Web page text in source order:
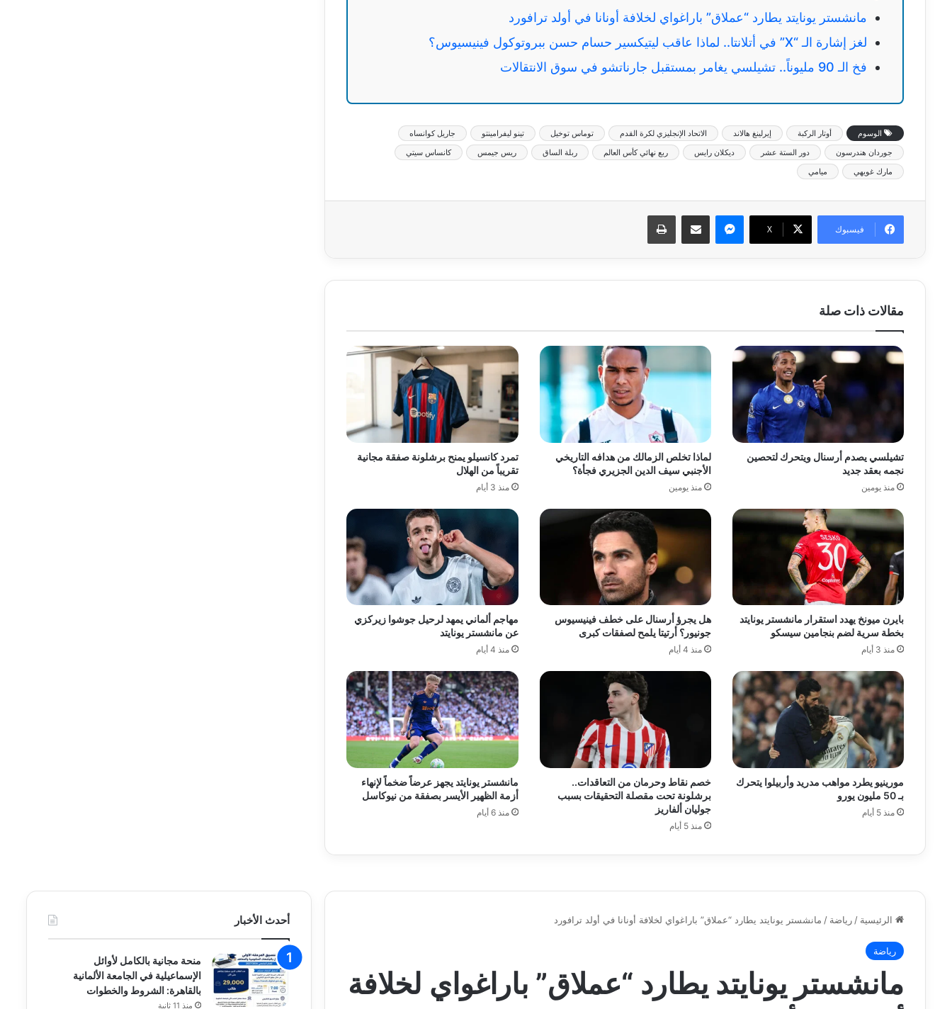
مانشستر يونايتد يطارد “عملاق” باراغواي لخلافة أونانا في أولد ترافورد
لغز إشارة الـ “X” في أتلانتا.. لماذا عاقب ليتيكسير حسام حسن ببروتوكول فينيسيوس؟
فخ الـ 90 مليوناً.. تشيلسي يغامر بمستقبل جارناتشو في سوق الانتقالات
الوسوم أوتار الركبة إيرلينغ هالاند الاتحاد الإنجليزي لكرة القدم توماس توخيل تينو ليفرامينتو
جاريل كوانساه
جوردان هندرسون
دور الستة عشر ديكلان رايس ربع نهائي كأس العالم ربلة الساق ريس جيمس
كانساس سيتي
مارك غويهي
ميامي
فيسبوك ‫X
ماسنجر مشاركة عبر البريد طباعة
مقالات ذات صلة
تشيلسي يصدم أرسنال ويتحرك لتحصين
نجمه بعقد جديد
منذ يومين
لماذا تخلص الزمالك من هدافه التاريخي
الأجنبي سيف الدين الجزيري فجأة؟
منذ يومين
تمرد كانسيلو يمنح برشلونة صفقة مجانية
تقريباً من الهلال
منذ 3 أيام
بايرن ميونخ يهدد استقرار مانشستر يونايتد
بخطة سرية لضم بنجامين سيسكو
منذ 3 أيام
هل يجرؤ أرسنال على خطف فينيسيوس
جونيور؟ أرتيتا يلمح لصفقات كبرى
منذ 4 أيام
مهاجم ألماني يمهد لرحيل جوشوا زيركزي
عن مانشستر يونايتد
منذ 4 أيام
مورينيو يطرد مواهب مدريد وأربيلوا يتحرك
بـ 50 مليون يورو
منذ 5 أيام
خصم نقاط وحرمان من التعاقدات..
برشلونة تحت مقصلة التحقيقات بسبب
جوليان ألفاريز
منذ 5 أيام
مانشستر يونايتد يجهز عرضاً ضخماً لإنهاء
أزمة الظهير الأيسر بصفقة من نيوكاسل
منذ 6 أيام